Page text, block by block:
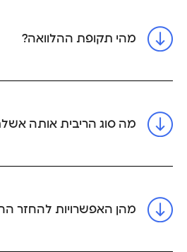
מהי תקופת ההלוואה?
מה סוג הריבית אותה
מהן האפשרויות להחזר